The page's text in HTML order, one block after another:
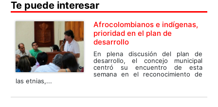
Te puede interesar
Afrocolombianos e indígenas,
prioridad en el plan de
desarrollo
En plena discusión del plan de
desarrollo, el concejo municipal
centró su encuentro de esta
semana en el reconocimiento de
las etnias,...